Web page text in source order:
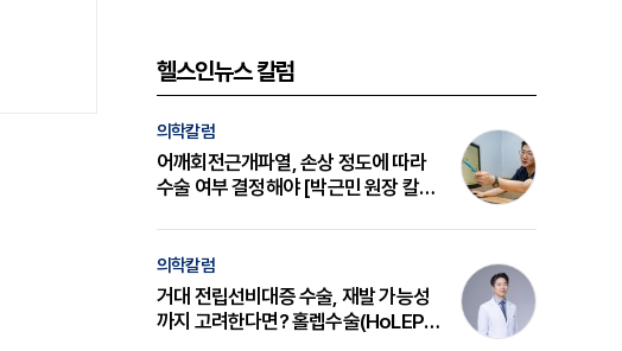
헬스인뉴스 칼럼
의학칼럼
어깨회전근개파열, 손상 정도에 따라
수술 여부 결정해야 [박근민 원장 칼
의학칼럼
거대 전립선비대증 수술, 재발 가능성
까지 고려한다면? 홀렙수술(HoLEP)